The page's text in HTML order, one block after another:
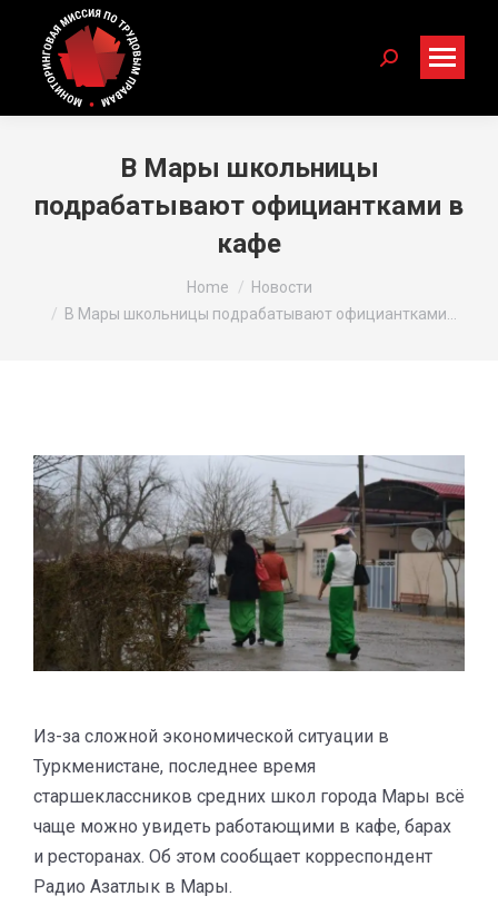
Search:
В Мары школьницы
подрабатывают официантками в
кафе
Home
Новости
В Мары школьницы подрабатывают официантками…
Из-за сложной экономической ситуации в
Туркменистане, последнее время
старшеклассников средних школ города Мары всё
чаще можно увидеть работающими в кафе, барах
и ресторанах. Об этом сообщает корреспондент
Радио Азатлык в Мары.